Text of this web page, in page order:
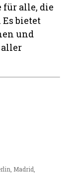
für alle, die
bietet
und
Madrid,